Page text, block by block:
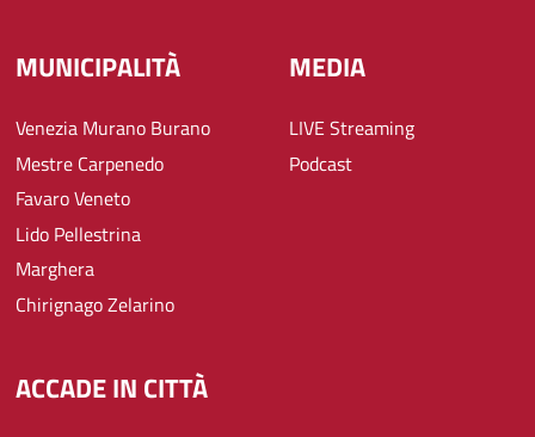
MUNICIPALITÀ
Venezia Murano Burano
Mestre Carpenedo
Favaro Veneto
Lido Pellestrina
Marghera
Chirignago Zelarino
MEDIA
LIVE Streaming
Podcast
ACCADE IN CITTÀ